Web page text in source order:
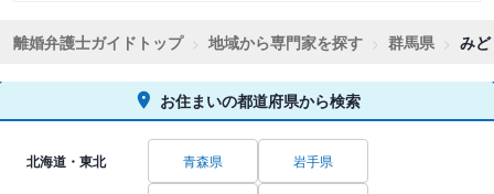
離婚弁護士ガイドトップ 地域から専門家を探す 群馬県 み
お住まいの都道府県から検索
北海道・東北 青森県 岩手県